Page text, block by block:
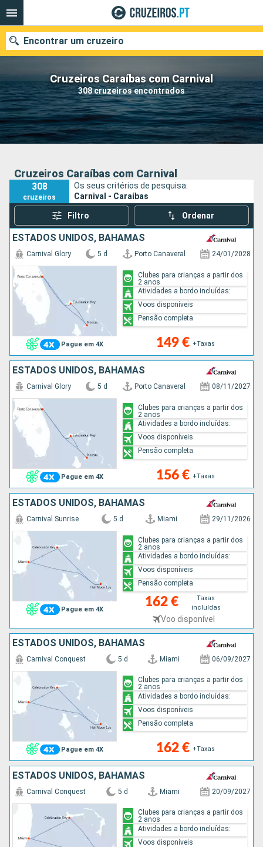
Cruzeiros Caraíbas com Carnival
308 cruzeiros encontrados
Encontrar um cruzeiro
Quando ir?
Data de partida
Pesquisar
Cruzeiros Caraíbas com Carnival
308
cruzeiros
Os seus critérios de pesquisa:
Carnival - Caraíbas
Filtro Ordenar
ESTADOS UNIDOS, BAHAMAS
Pague em 4X
Carnival Glory 5 d Porto Canaveral 24/01/2028
149 € +Taxas
Clubes para crianças a partir dos
2 anos
Atividades a bordo incluídas:
Voos disponíveis
Pensão completa
ESTADOS UNIDOS, BAHAMAS
Pague em 4X
Carnival Glory 5 d Porto Canaveral 08/11/2027
156 € +Taxas
Clubes para crianças a partir dos
2 anos
Atividades a bordo incluídas:
Voos disponíveis
Pensão completa
ESTADOS UNIDOS, BAHAMAS
Pague em 4X
Carnival Sunrise 5 d Miami 29/11/2026
162 €
Taxas
incluídas
Voo disponível
Clubes para crianças a partir dos
2 anos
Atividades a bordo incluídas:
Voos disponíveis
Pensão completa
ESTADOS UNIDOS, BAHAMAS
Pague em 4X
Carnival Conquest 5 d Miami 06/09/2027
162 € +Taxas
Clubes para crianças a partir dos
2 anos
Atividades a bordo incluídas:
Voos disponíveis
Pensão completa
ESTADOS UNIDOS, BAHAMAS
Carnival Conquest 5 d Miami 20/09/2027
Clubes para crianças a partir dos
2 anos
Atividades a bordo incluídas:
Voos disponíveis